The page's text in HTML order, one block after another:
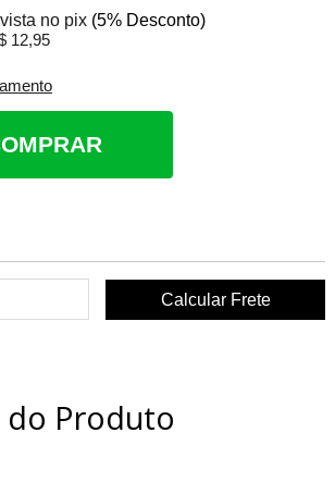
no pix (5% Desconto)
12,95
do Produto